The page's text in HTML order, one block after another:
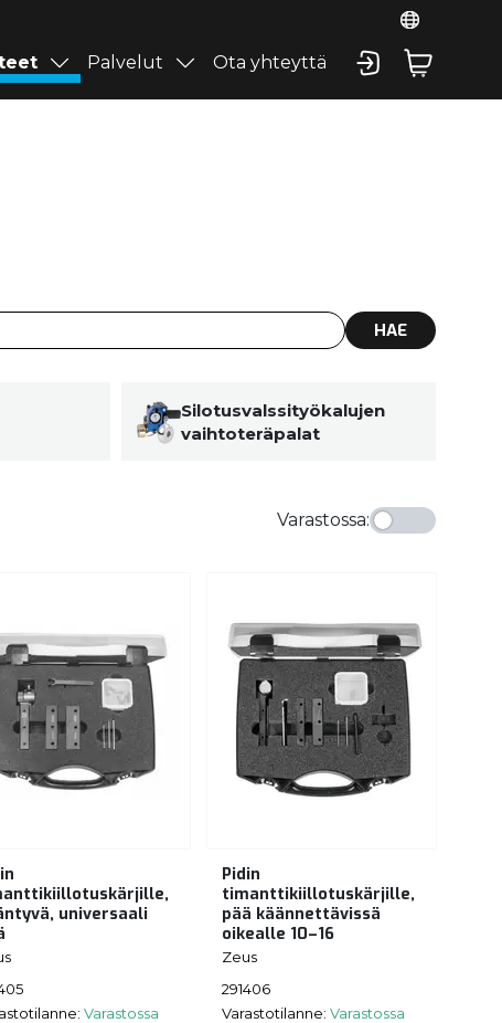
Palvelut Ota yhteyttä
HAE
Silotusvalssityökalujen
vaihtoteräpalat
Varastossa:
universaali
Varastossa
Pidin
timanttikiillotuskärjille,
pää käännettävissä
oikealle 10–16
Zeus
291406
Varastotilanne: Varastossa